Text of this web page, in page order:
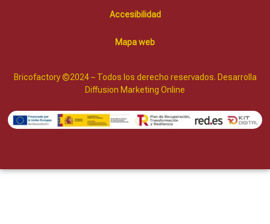
Accesibilidad
Mapa web
Bricofactory ©2024 – Todos los derecho reservados. Desarrolla
Diffusion Marketing Online